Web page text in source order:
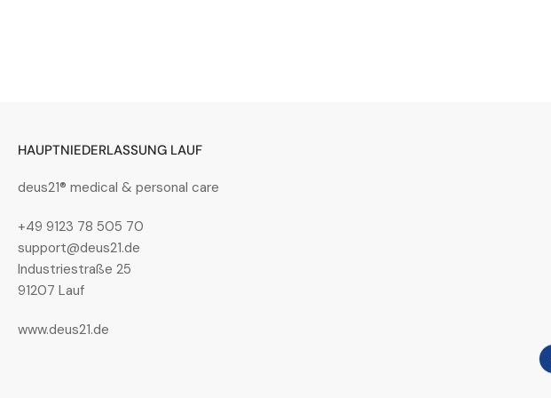
Galerieansicht
5
laden
HAUPTNIEDERLASSUNG LAUF
deus21® medical & personal care
+49 9123 78 505 70
support@deus21.de
Industriestraße 25
91207 Lauf
www.deus21.de